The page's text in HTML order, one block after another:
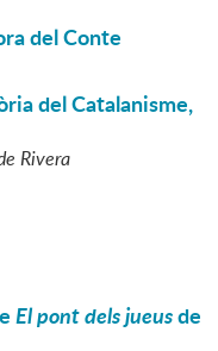
del Conte
del Catalanisme,
Rivera
El pont dels jueusde